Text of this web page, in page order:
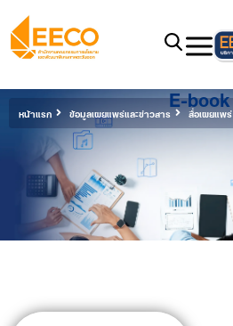
หน้าแรก ข้อมูลเผยแพร่และข่าวสาร สื่อเผยแพร่
E-book